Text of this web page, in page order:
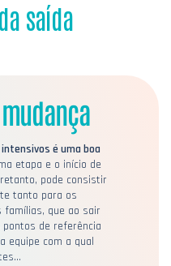
saída
é uma boa
etapa e o início de
pode consistir
tanto para os
famílias, que ao sair
pontos de referência
equipe com a qual